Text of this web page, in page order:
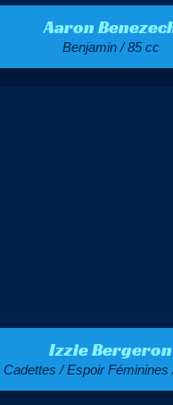
Aaron
Benjamin / 85 cc
Izzie Bergeron
Cadettes / Espoir Féminines